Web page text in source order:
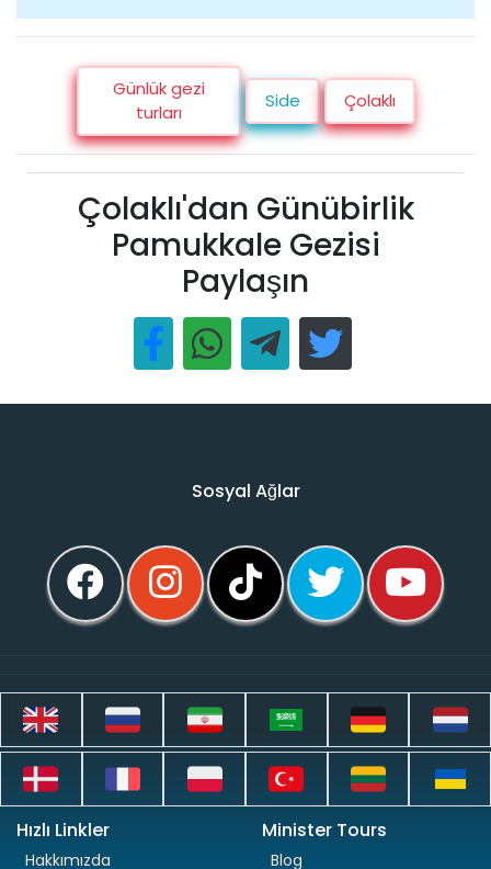
Günlük gezi
turları
Side Çolaklı
Çolaklı'dan Günübirlik
Pamukkale Gezisi
Paylaşın
Sosyal Ağlar
Hızlı Linkler
Hakkımızda
Minister Tours
Blog